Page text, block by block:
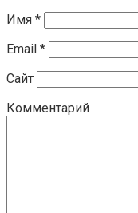
Имя *
Email *
Сайт
Комментарий